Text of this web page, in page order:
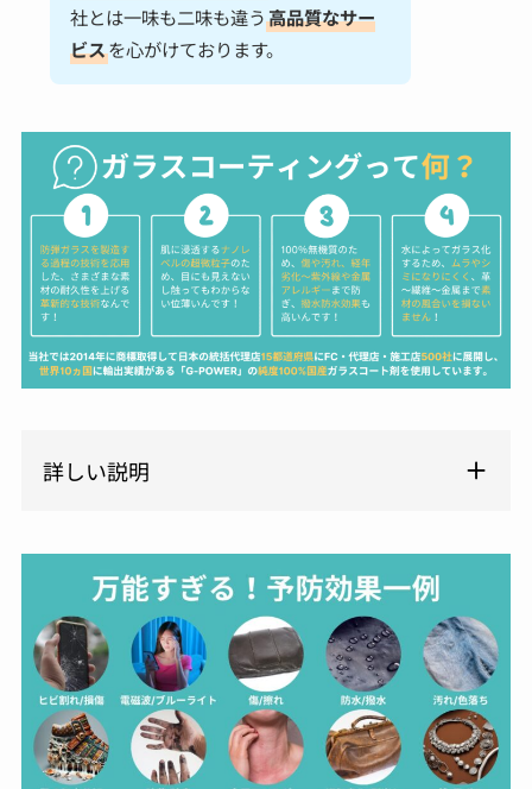
社とは一味も二味も違う高品質なサー
ビスを心がけております。
詳しい説明